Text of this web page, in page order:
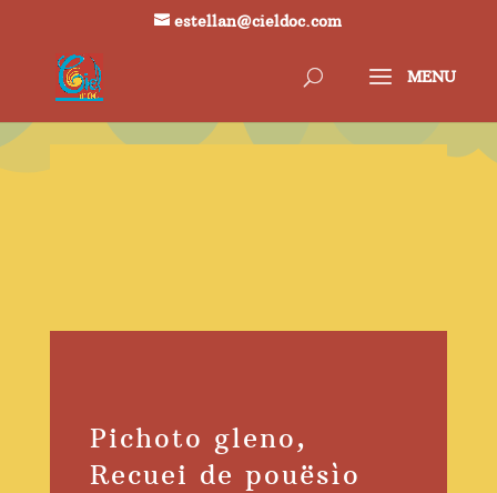
estellan@cieldoc.com
Pichoto gleno,
Recuei de pouësìo